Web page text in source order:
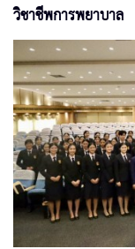
วิชาชีพการพยาบาล